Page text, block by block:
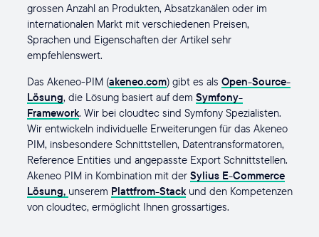
grossen Anzahl an Produkten, Absatzkanälen oder im
internationalen Markt mit verschiedenen Preisen,
Sprachen und Eigenschaften der Artikel sehr
empfehlenswert.
Das Akeneo-PIM (akeneo.com) gibt es als Open-Source-
Lösung, die Lösung basiert auf dem Symfony-
Framework. Wir bei cloudtec sind Symfony Spezialisten.
Wir entwickeln individuelle Erweiterungen für das Akeneo
PIM, insbesondere Schnittstellen, Datentransformatoren,
Reference Entities und angepasste Export Schnittstellen.
Akeneo PIM in Kombination mit der Sylius E-Commerce
Lösung, unserem Plattfrom-Stackund den Kompetenzen
von cloudtec, ermöglicht Ihnen grossartiges.